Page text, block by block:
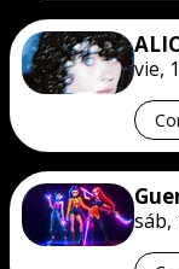
vie,
sáb,